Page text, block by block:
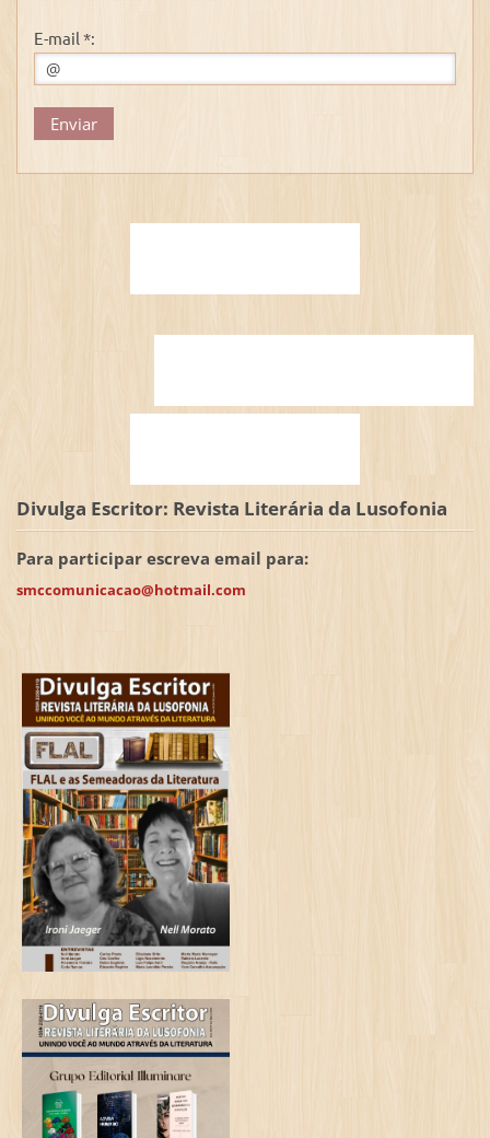
E-mail *:
Divulga Escritor: Revista Literária da Lusofonia
Para participar escreva email para:
smccomunicacao@hotmail.com